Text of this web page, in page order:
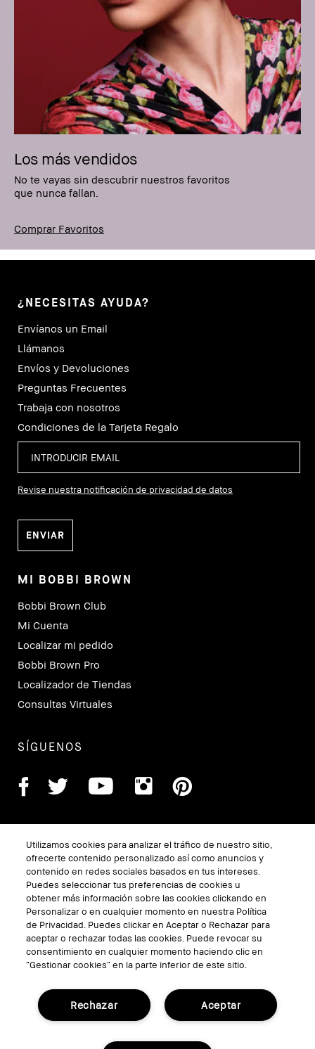
Los más vendidos
No te vayas sin descubrir nuestros favoritos
que nunca fallan.
Comprar Favoritos
¿NECESITAS AYUDA?
Envíanos un Email
Llámanos
Envíos y Devoluciones
Preguntas Frecuentes
Trabaja con nosotros
Condiciones de la Tarjeta Regalo
Revise nuestra notificación de privacidad de datos
MI BOBBI BROWN
Bobbi Brown Club
Mi Cuenta
Localizar mi pedido
Bobbi Brown Pro
Localizador de Tiendas
Consultas Virtuales
SÍGUENOS
TÉRMINOS Y CONDICIONES
POLÍTICA DE PRIVACIDAD
Gestionar Cookies del Sitio
Reservados todos los derechos en todo el
Utilizamos cookies para analizar el tráfico de nuestro sitio,
ofrecerte contenido personalizado así como anuncios y
contenido en redes sociales basados en tus intereses.
Puedes seleccionar tus preferencias de cookies u
obtener más información sobre las cookies clickando en
Personalizar o en cualquier momento en nuestra Política
de Privacidad. Puedes clickar en Aceptar o Rechazar para
aceptar o rechazar todas las cookies. Puede revocar su
consentimiento en cualquier momento haciendo clic en
“Gestionar cookies” en la parte inferior de este sitio.
Aceptar
Rechazar